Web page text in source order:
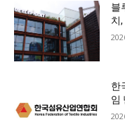
블
치
한
임